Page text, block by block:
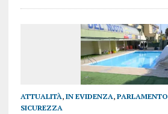
ATTUALITÀ, IN EVIDENZA, PARLAMENTO
SICUREZZA